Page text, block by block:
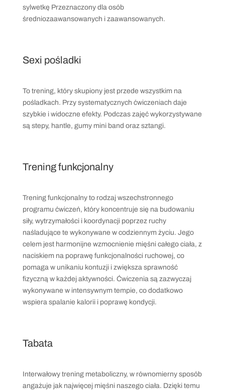
sylwetkę Przeznaczony dla osób
średniozaawansowanych i zaawansowanych.
Sexi pośladki
To trening, który skupiony jest przede wszystkim na
pośladkach. Przy systematycznych ćwiczeniach daje
szybkie i widoczne efekty. Podczas zajęć wykorzystywane
są stepy, hantle, gumy mini band oraz sztangi.
Trening funkcjonalny
Trening funkcjonalny to rodzaj wszechstronnego
programu ćwiczeń, który koncentruje się na budowaniu
siły, wytrzymałości i koordynacji poprzez ruchy
naśladujące te wykonywane w codziennym życiu. Jego
celem jest harmonijne wzmocnienie mięśni całego ciała, z
naciskiem na poprawę funkcjonalności ruchowej, co
pomaga w unikaniu kontuzji i zwiększa sprawność
fizyczną w każdej aktywności. Ćwiczenia są zazwyczaj
wykonywane w intensywnym tempie, co dodatkowo
wspiera spalanie kalorii i poprawę kondycji.
Tabata
Interwałowy trening metaboliczny, w równomierny sposób
angażuje jak najwięcej mięśni naszego ciała. Dzięki temu